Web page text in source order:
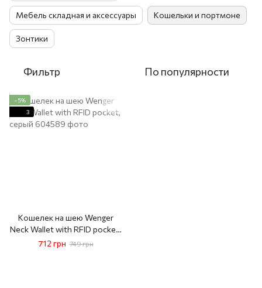
Мебель складная и аксессуары Кошельки и портмоне
Зонтики
Фильтр По популярности
−5%
3
Кошелек на шею Wenger
Neck Wallet with RFID pocket,
серый
712 грн 749 грн